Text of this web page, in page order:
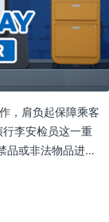
，肩负起保障乘客
李安检员这一重
品或非法物品进…